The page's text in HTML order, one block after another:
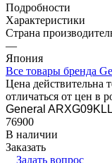
Подробности
Характеристики
Страна
—
Япония
Все товары бренда
Цена действительна
отличаться от цен в
General
76900
В наличии
Заказать
Задать вопрос